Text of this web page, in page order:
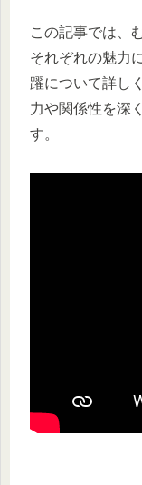
この記事では、
それぞれの魅力
躍について詳し
力や関係性を深
す。